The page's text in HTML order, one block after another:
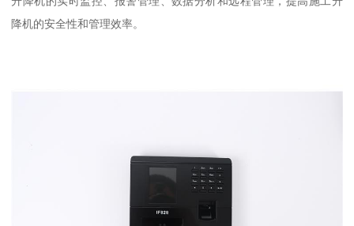
降机的安全性和管理效率。